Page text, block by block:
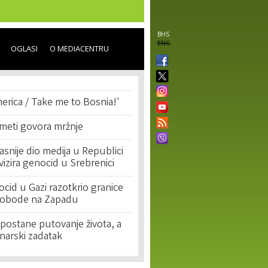
BHS
ENG
OGLASI O MEDIACENTRU
/ Take me to Bosnia!'
govora mržnje
dio medija u Republici
genocid u Srebrenici
u Gazi razotkrio granice
na Zapadu
putovanje života, a
zadatak